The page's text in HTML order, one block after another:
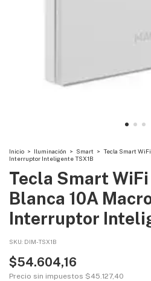
Inicio > Iluminación > Smart > Tecla Smart WiFi
Interruptor Inteligente TSX1B
Tecla Smart WiFi
Blanca 10A
Interruptor
SKU: DIM-TSX1B
$54.604,16
Precio sin impuestos $45.127,40